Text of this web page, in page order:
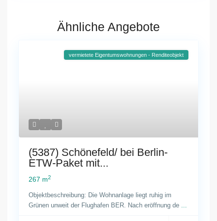
Ähnliche Angebote
vermietete Eigentumswohnungen - Renditeobjekt
(5387) Schönefeld/ bei Berlin-
ETW-Paket mit...
267 m2
Objektbeschreibung: Die Wohnanlage liegt ruhig im
Grünen unweit der Flughafen BER. Nach eröffnung de ...